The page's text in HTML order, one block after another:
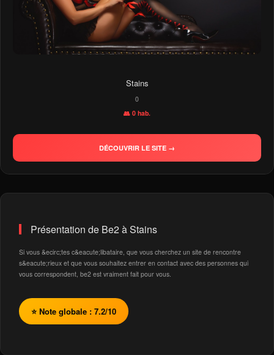
Stains
0
👥 0 hab.
DÉCOUVRIR LE SITE →
Présentation de Be2 à Stains
Si vous &ecirc;tes c&eacute;libataire, que vous cherchez un site de rencontre
s&eacute;rieux et que vous souhaitez entrer en contact avec des personnes qui
vous correspondent, be2 est vraiment fait pour vous.
⭐ Note globale : 7.2/10